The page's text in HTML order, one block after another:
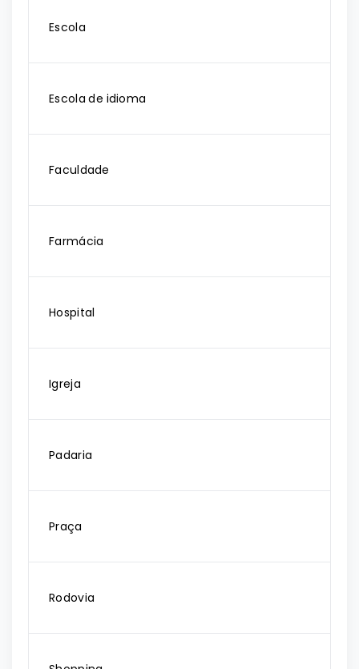
Escola
Escola de idioma
Faculdade
Farmácia
Hospital
Igreja
Padaria
Praça
Rodovia